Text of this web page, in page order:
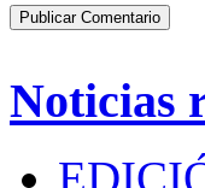
Noticias